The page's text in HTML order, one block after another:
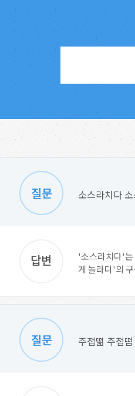
소스라치다
'소스라치다'는
게 놀라다'의
주접떪 주접떰